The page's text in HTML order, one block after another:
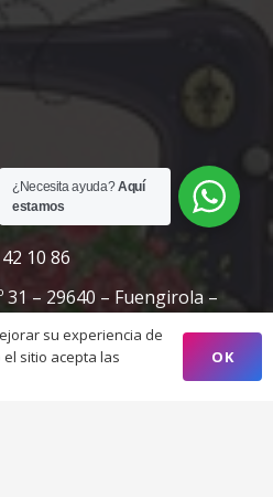
10 86
31 – 29640 – Fuengirola –
¿Necesita ayuda?Aquí
estamos
su experiencia de
sitio acepta las
OK